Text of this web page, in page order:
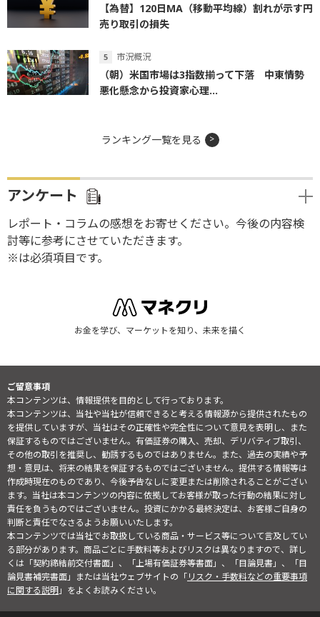
【為替】120日MA（移動平均線）割れが示す円
売り取引の損失
市況概況
（朝）米国市場は3指数揃って下落 中東情勢
悪化懸念から投資家心理...
ランキング一覧を見る
アンケート
レポート・コラムの感想をお寄せください。今後の内容検
討等に参考にさせていただきます。
※は必須項目です。
お金を学び、マーケットを知り、未来を描く
ご留意事項
本コンテンツは、情報提供を目的として行っております。
本コンテンツは、当社や当社が信頼できると考える情報源から提供されたもの
を提供していますが、当社はその正確性や完全性について意見を表明し、また
保証するものではございません。有価証券の購入、売却、デリバティブ取引、
その他の取引を推奨し、勧誘するものではありません。また、過去の実績や予
想・意見は、将来の結果を保証するものではございません。提供する情報等は
作成時現在のものであり、今後予告なしに変更または削除されることがござい
ます。当社は本コンテンツの内容に依拠してお客様が取った行動の結果に対し
責任を負うものではございません。投資にかかる最終決定は、お客様ご自身の
判断と責任でなさるようお願いいたします。
本コンテンツでは当社でお取扱している商品・サービス等について言及してい
る部分があります。商品ごとに手数料等およびリスクは異なりますので、詳し
くは「契約締結前交付書面」、「上場有価証券等書面」、「目論見書」、「目
論見書補完書面」または当社ウェブサイトの「リスク・手数料などの重要事項
に関する説明」をよくお読みください。